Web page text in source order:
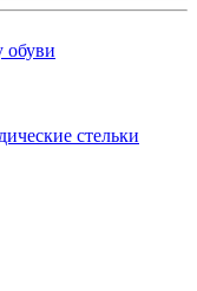
обуви
стельки